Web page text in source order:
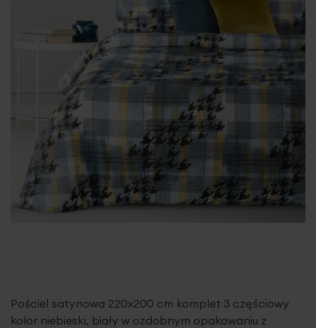
Pościel satynowa 220x200 cm komplet 3 częściowy
kolor niebieski, biały w ozdobnym opakowaniu z